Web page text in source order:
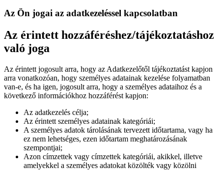
Az Ön jogai az adatkezeléssel kapcsolatban
Az érintett hozzáféréshez/tájékoztatáshoz
való joga
Az érintett jogosult arra, hogy az Adatkezelőtől tájékoztatást kapjon
arra vonatkozóan, hogy személyes adatainak kezelése folyamatban
van-e, és ha igen, jogosult arra, hogy a személyes adataihoz és a
következő információkhoz hozzáférést kapjon:
Az adatkezelés célja;
Az érintett személyes adatainak kategóriái;
A személyes adatok tárolásának tervezett időtartama, vagy ha
ez nem lehetséges, ezen időtartam meghatározásának
szempontjai;
Azon címzettek vagy címzettek kategóriái, akikkel, illetve
amelyekkel a személyes adatokat közölték vagy közölni